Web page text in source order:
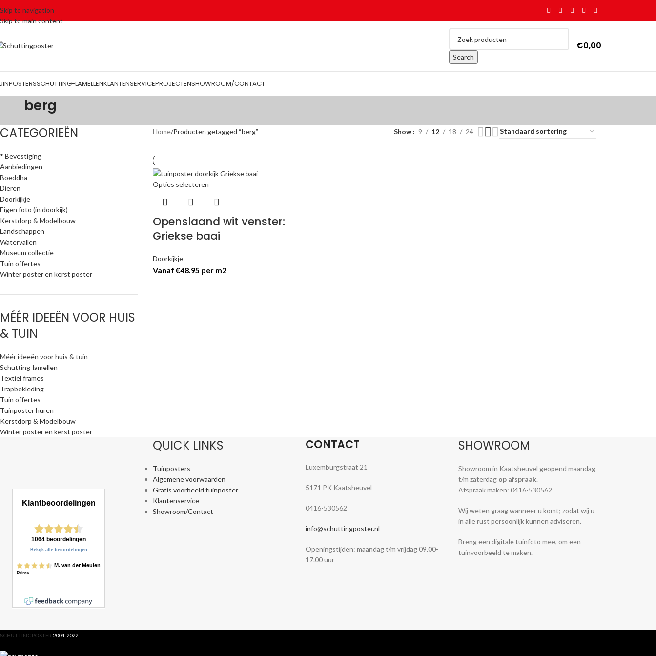
Skip to navigation
Skip to main content
Search
€0,00
SCHUTTING-LAMELLENKLANTENSERVICEPROJECTENSHOWROOM/CONTACT
berg
CATEGORIEËN
* Bevestiging
Aanbiedingen
Boeddha
Dieren
Doorkijkje
Eigen foto (in doorkijk)
Kerstdorp & Modelbouw
Landschappen
Watervallen
Museum collectie
Tuin offertes
Winter poster en kerst poster
MÉÉR IDEEËN VOOR HUIS
& TUIN
Méér ideeën voor huis & tuin
Schutting-lamellen
Textiel frames
Trapbekleding
Tuin offertes
Tuinposter huren
Kerstdorp & Modelbouw
Winter poster en kerst poster
Home Producten getagged “berg” Show 9 12 18 24
Opties selecteren
Openslaand wit venster:
Griekse baai
Doorkijkje
Vanaf €48.95 per m2
QUICK LINKS
Tuinposters
Algemene voorwaarden
Gratis voorbeeld tuinposter
Klantenservice
Showroom/Contact
CONTACT
Luxemburgstraat 21
5171 PK Kaatsheuvel
0416-530562
info@schuttingposter.nl
Openingstijden: maandag t/m vrijdag 09.00-
17.00 uur
SHOWROOM
Showroom in Kaatsheuvel geopend maandag
t/m zaterdag op afspraak.
Afspraak maken: 0416-530562
Wij weten graag wanneer u komt; zodat wij u
in alle rust persoonlijk kunnen adviseren.
Breng een digitale tuinfoto mee, om een
tuinvoorbeeld te maken.
SCHUTTINGPOSTER 2004-2022